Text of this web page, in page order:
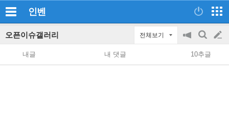
인벤
오픈이슈갤러리 전체보기
공
지
on/off
검
색
글
쓰
내글 내 댓글 10추글